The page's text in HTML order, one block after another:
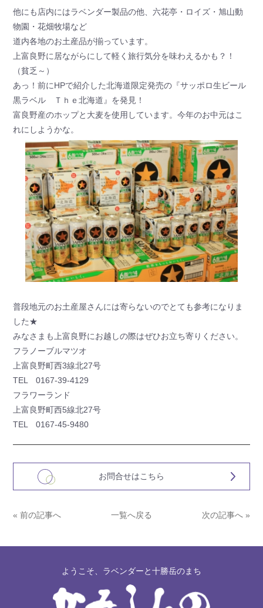
他にも店内にはラベンダー製品の他、六花亭・ロイズ・旭山動
物園・花畑牧場など
道内各地のお土産品が揃っています。
上富良野に居ながらにして軽く旅行気分を味わえるかも？！
（貧乏～）
あっ！前にHPで紹介した北海道限定発売の『サッポロ生ビール
黒ラベル Ｔｈｅ北海道』を発見！
富良野産のホップと大麦を使用しています。今年のお中元はこ
れにしようかな。
普段地元のお土産屋さんには寄らないのでとても参考になりま
した★
みなさまも上富良野にお越しの際はぜひお立ち寄りください。
フラノーブルマツオ
上富良野町西3線北27号
TEL 0167-39-4129
フラワーランド
上富良野町西5線北27号
TEL 0167-45-9480
お問合せはこちら
« 前の記事へ 一覧へ戻る 次の記事へ »
ようこそ、ラベンダーと十勝岳のまち